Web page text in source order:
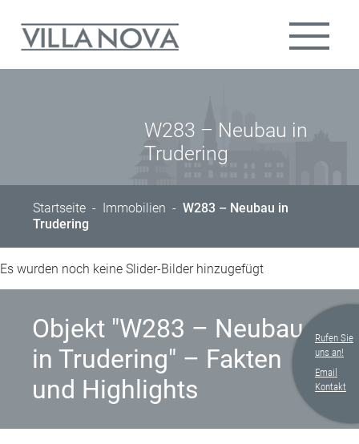
Rufen Sie
uns an!
Email
Kontakt
W283 – Neubau in
Trudering
Startseite - Immobilien - W283 – Neubau in
Trudering
Es wurden noch keine Slider-Bilder hinzugefügt
Objekt "W283 – Neubau
in Trudering" – Fakten
und Highlights